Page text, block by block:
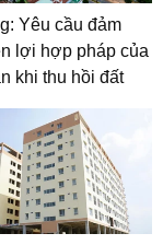
Yêu cầu đảm
lợi hợp pháp của
khi thu hồi đất